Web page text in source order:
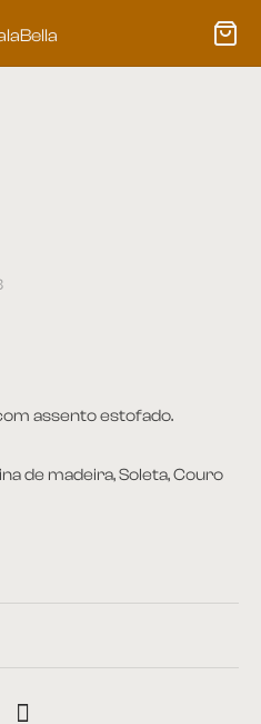
assento estofado.
de madeira, Soleta, Couro